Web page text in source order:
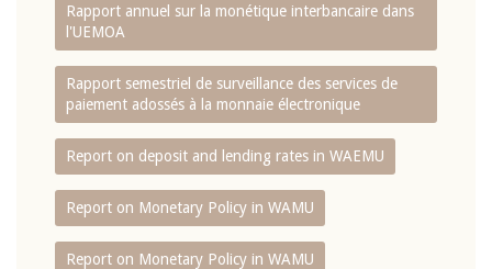
Rapport annuel sur la monétique interbancaire dans
l'UEMOA
Rapport semestriel de surveillance des services de
paiement adossés à la monnaie électronique
Report on deposit and lending rates in WAEMU
Report on Monetary Policy in WAMU
Report on Monetary Policy in WAMU